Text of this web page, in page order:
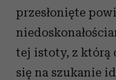
przesłonięte
tej istoty, z którą
się na szukanie